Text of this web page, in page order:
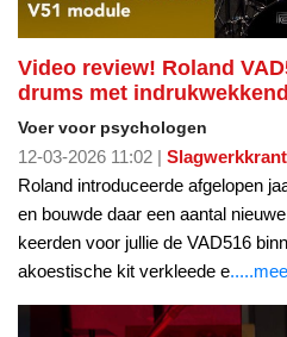
Video review! Roland
drums met
Voer voor psychologen
12-03-2026 11:02 |
Roland introduceerde afgelopen
en bouwde daar een aantal
keerden voor jullie de VAD516
akoestische kit verkleede e